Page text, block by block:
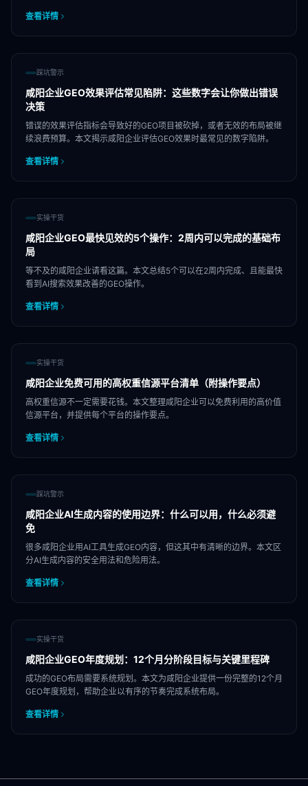
查看详情
踩坑警示
咸阳企业GEO效果评估常见陷阱：这些数字会让你做出错误
决策
错误的效果评估指标会导致好的GEO项目被砍掉，或者无效的布局被继
续浪费预算。本文揭示咸阳企业评估GEO效果时最常见的数字陷阱。
查看详情
实操干货
咸阳企业GEO最快见效的5个操作：2周内可以完成的基础布
局
等不及的咸阳企业请看这篇。本文总结5个可以在2周内完成、且能最快
看到AI搜索效果改善的GEO操作。
查看详情
实操干货
咸阳企业免费可用的高权重信源平台清单（附操作要点）
高权重信源不一定需要花钱。本文整理咸阳企业可以免费利用的高价值
信源平台，并提供每个平台的操作要点。
查看详情
踩坑警示
咸阳企业AI生成内容的使用边界：什么可以用，什么必须避
免
很多咸阳企业用AI工具生成GEO内容，但这其中有清晰的边界。本文区
分AI生成内容的安全用法和危险用法。
查看详情
实操干货
咸阳企业GEO年度规划：12个月分阶段目标与关键里程碑
成功的GEO布局需要系统规划。本文为咸阳企业提供一份完整的12个月
GEO年度规划，帮助企业以有序的节奏完成系统布局。
查看详情